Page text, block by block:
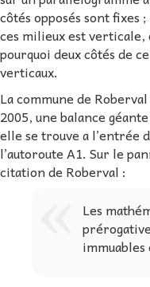
côtés opposés sont fixes
ces milieux est verticale,
pourquoi deux côtés de
verticaux.
La commune de
2005, une balance
elle se trouve a l’entrée
l’autoroute A1. Sur le
citation de Roberval :
Les